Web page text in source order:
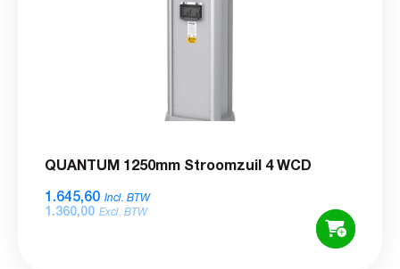
QUANTUM 1250mm Stroomzuil 4 WCD
1.645,60 Incl. BTW
1.360,00 Excl. BTW